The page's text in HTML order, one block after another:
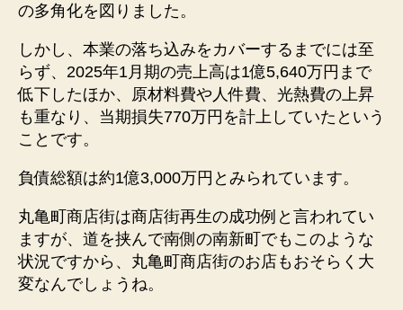
の多角化を図りました。
しかし、本業の落ち込みをカバーするまでには至
らず、2025年1月期の売上高は1億5,640万円まで
低下したほか、原材料費や人件費、光熱費の上昇
も重なり、当期損失770万円を計上していたという
ことです。
負債総額は約1億3,000万円とみられています。
丸亀町商店街は商店街再生の成功例と言われてい
ますが、道を挟んで南側の南新町でもこのような
状況ですから、丸亀町商店街のお店もおそらく大
変なんでしょうね。